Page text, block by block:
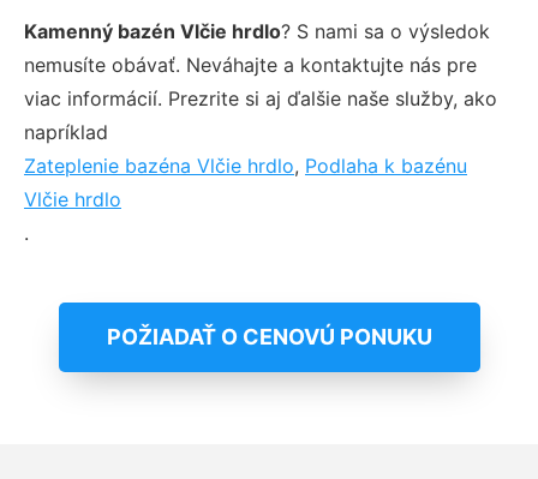
Kamenný bazén Vlčie hrdlo? S nami sa o výsledok
nemusíte obávať. Neváhajte a kontaktujte nás pre
viac informácií. Prezrite si aj ďalšie naše služby, ako
napríklad
Zateplenie bazéna Vlčie hrdlo, Podlaha k bazénu
Vlčie hrdlo
.
POŽIADAŤ O CENOVÚ PONUKU